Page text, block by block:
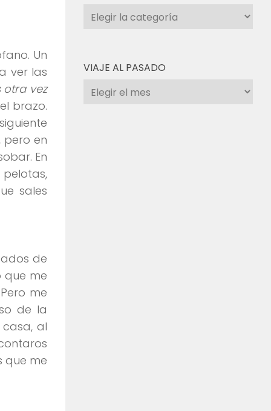
Un
ver las
otra vez
brazo.
pero en
En
sales
de
que me
me
de la
al
que me
Historias
agrupadas
VIAJE AL PASADO
Viaje